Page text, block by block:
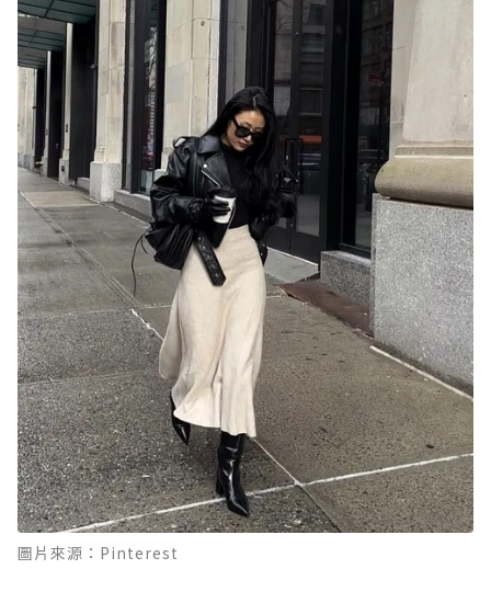
圖片來源：Pinterest